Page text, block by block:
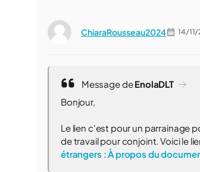
ChiaraRousseau2024 14/
Message deEnolaDLT
Bonjour,
Le lien c'est pour un parrainage
de travail pour conjoint. Voici le
étrangers : À propos du